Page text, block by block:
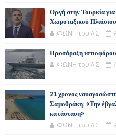
Οργή στην Τουρκία
Χωροταξικού
ΦΩΝΗ του Λ.Σ.
Προσάραξη
ΦΩΝΗ του Λ.Σ.
21χρονος
Σαμοθράκη: «Την
κατάσταση»
ΦΩΝΗ του Λ.Σ.